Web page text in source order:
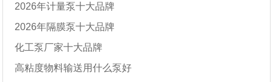
2026年计量泵十大品牌
2026年隔膜泵十大品牌
化工泵厂家十大品牌
高粘度物料输送用什么泵好